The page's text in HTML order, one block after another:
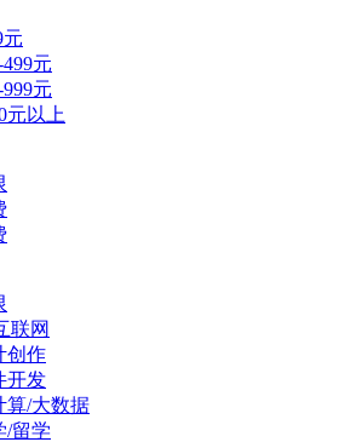
元
499元
999元
元以上
联网
创作
开发
算/大数据
/留学